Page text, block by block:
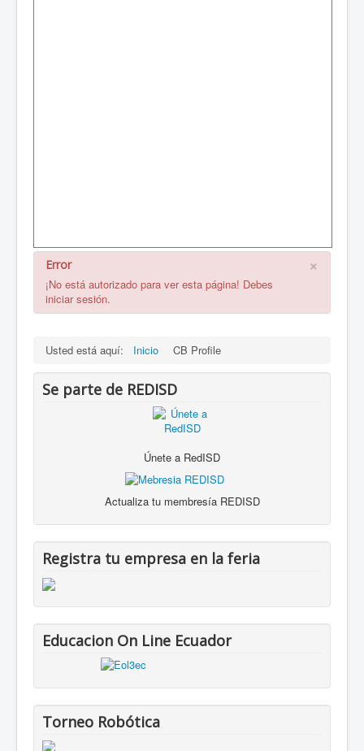
×
Error
¡No está autorizado para ver esta página! Debes
iniciar sesión.
Usted está aquí: Inicio CB Profile
Se parte de REDISD
Únete a RedISD
Actualiza tu membresía REDISD
Registra tu empresa en la feria
Educacion On Line Ecuador
Torneo Robótica